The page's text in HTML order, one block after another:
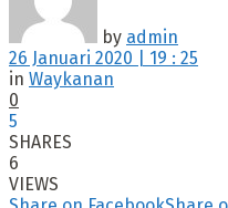
by admin
26 Januari 2020 | 19 : 25
in Waykanan
0
5
SHARES
6
VIEWS